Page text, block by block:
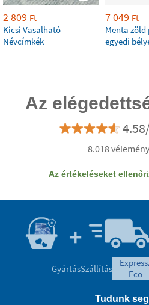
2 809 Ft
Kicsi Vasalható
Névcímkék
7 049 Ft
Menta zöld
egyedi
Az
8.018
Az értékeléseket
GyártásSzállítás
eco
Tudunk